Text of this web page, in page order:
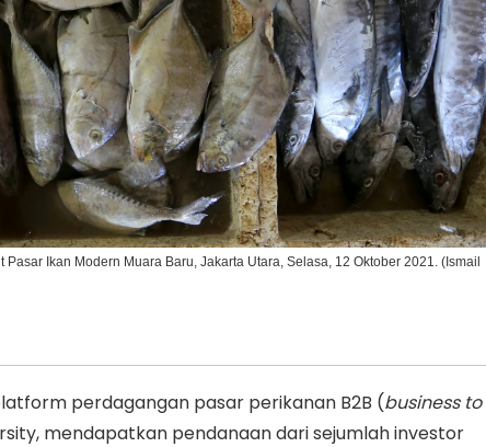
Ikan Modern Muara Baru, Jakarta Utara, Selasa, 12 Oktober 2021. (Ismail
perdagangan pasar perikanan B2B (business to
mendapatkan pendanaan dari sejumlah investor